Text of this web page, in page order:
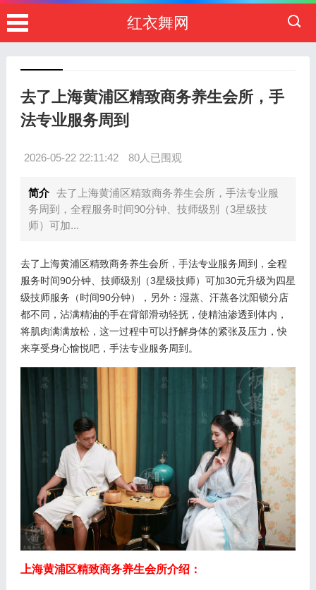
红衣舞网
去了上海黄浦区精致商务养生会所，手
法专业服务周到
2026-05-22 22:11:42 80人已围观
简介 去了上海黄浦区精致商务养生会所，手法专业服
务周到，全程服务时间90分钟、技师级别（3星级技
师）可加...
去了上海黄浦区精致商务养生会所，手法专业服务周到，全程
服务时间90分钟、技师级别（3星级技师）可加30元升级为四星
级技师服务（时间90分钟），另外：湿蒸、汗蒸各沈阳锁分店
都不同，沾满精油的手在背部滑动轻抚，使精油渗透到体内，
将肌肉满满放松，这一过程中可以抒解身体的紧张及压力，快
来享受身心愉悦吧，手法专业服务周到。
上海黄浦区精致商务养生会所介绍：